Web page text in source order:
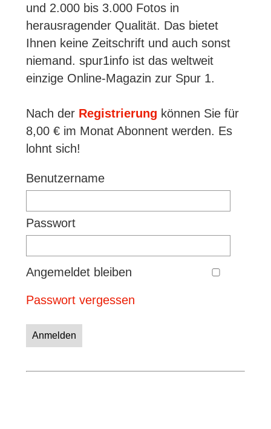
und 2.000 bis 3.000 Fotos in
herausragender Qualität. Das bietet
Ihnen keine Zeitschrift und auch sonst
niemand. spur1info ist das weltweit
einzige Online-Magazin zur Spur 1.
Nach der Registrierung können Sie für
8,00 € im Monat Abonnent werden. Es
lohnt sich!
Benutzername
Passwort
Angemeldet bleiben
Passwort vergessen
Anmelden